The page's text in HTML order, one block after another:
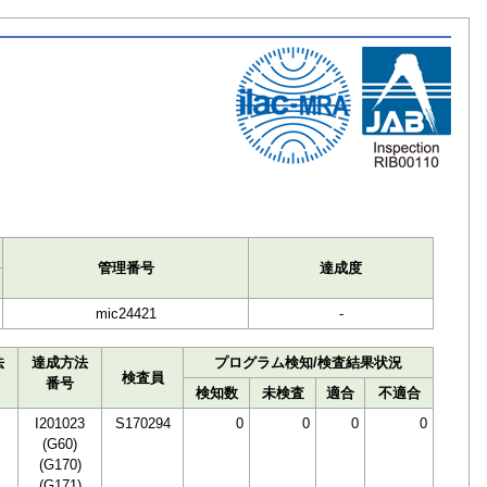
管理番号 達成度
mic24421 -
達成方法
番号
検査員
プログラム検知/検査結果状況
検知数
未検査 適合
不適合
I201023
(G60)
(G170)
S170294 0 0 0 0